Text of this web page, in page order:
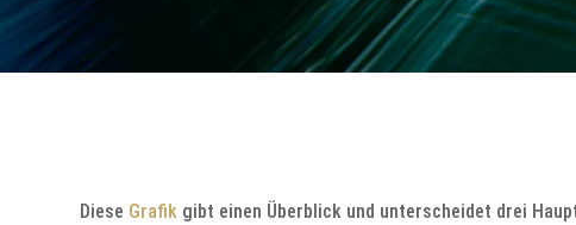
Diese Grafik gibt einen Überblick und unterscheidet drei